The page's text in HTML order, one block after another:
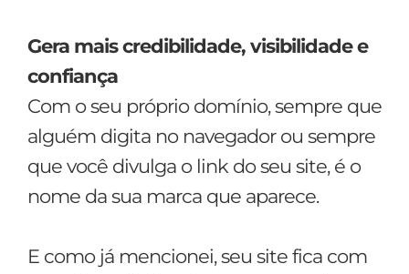
Gera mais credibilidade, visibilidade e
confiança
Com o seu próprio domínio, sempre que
alguém digita no navegador ou sempre
que você divulga o link do seu site, é o
nome da sua marca que aparece.
E como já mencionei, seu site fica com